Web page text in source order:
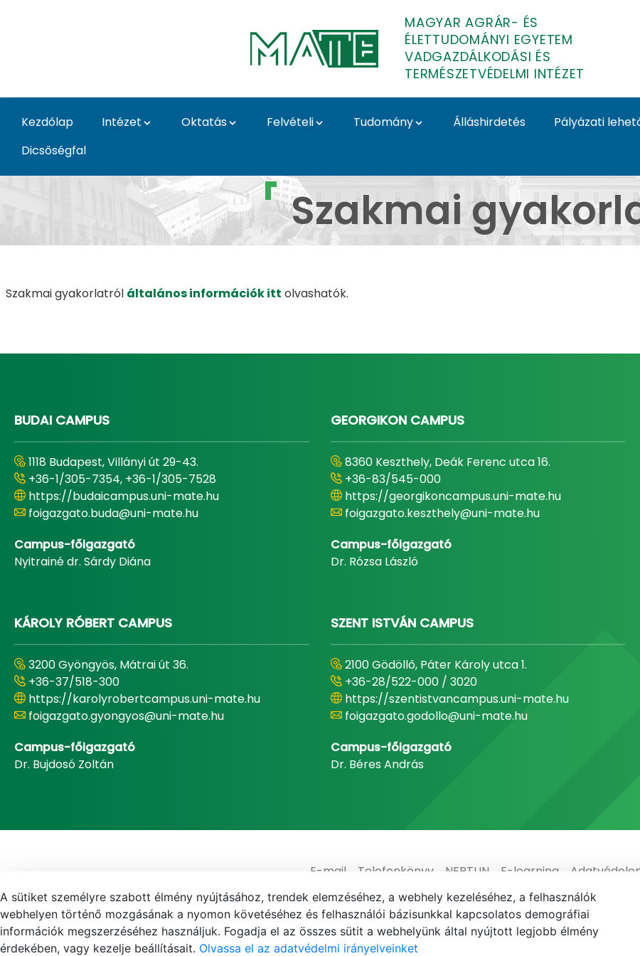
MAGYAR AGRÁR- ÉS
ÉLETTUDOMÁNYI EGYETEM
VADGAZDÁLKODÁSI ÉS
TERMÉSZETVÉDELMI INTÉZET
Kezdőlap Intézet Oktatás Felvételi Tudomány Álláshirdetés Pályázati
Dicsőségfal
Szakmai gyakorlat - Vadgazdálkodási és
Szakmai
Szakmai gyakorlatról általános információk itt olvashatók.
BUDAI CAMPUS
1118 Budapest, Villányi út 29-43.
+36-1/305-7354, +36-1/305-7528
https://budaicampus.uni-mate.hu
foigazgato.buda@uni-mate.hu
Campus-főigazgató
Nyitrainé dr. Sárdy Diána
GEORGIKON CAMPUS
8360 Keszthely, Deák Ferenc utca 16.
+36-83/545-000
https://georgikoncampus.uni-mate.hu
foigazgato.keszthely@uni-mate.hu
Campus-főigazgató
Dr. Rózsa László
KÁROLY RÓBERT CAMPUS
3200 Gyöngyös, Mátrai út 36.
+36-37/518-300
https://karolyrobertcampus.uni-mate.hu
foigazgato.gyongyos@uni-mate.hu
Campus-főigazgató
Dr. Bujdosó Zoltán
SZENT ISTVÁN CAMPUS
2100 Gödöllő, Páter Károly utca 1.
+36-28/522-000 / 3020
https://szentistvancampus.uni-mate.hu
foigazgato.godollo@uni-mate.hu
Campus-főigazgató
Dr. Béres András
E-mail Telefonkönyv NEPTUN E-learning
A sütiket személyre szabott élmény nyújtásához, trendek elemzéséhez, a webhely kezeléséhez, a felhasználók
webhelyen történő mozgásának a nyomon követéséhez és felhasználói bázisunkkal kapcsolatos demográfiai
információk megszerzéséhez használjuk. Fogadja el az összes sütit a webhelyünk által nyújtott legjobb élmény
érdekében, vagy kezelje beállításait. Olvassa el az adatvédelmi irányelveinket